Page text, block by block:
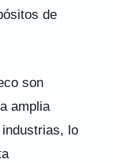
de
son
amplia
lo